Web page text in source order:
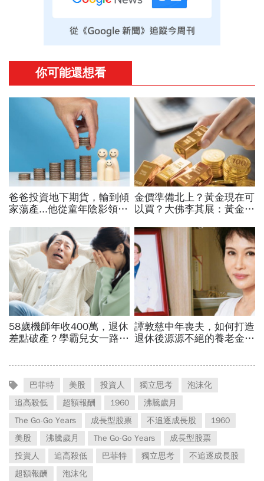
巴菲特 美股 投資人 獨立思考
泡沫化
追高殺低
超額報酬 1960
沸騰歲月
The Go-Go Years
成長型股票 不追逐成長股
1960
美股
沸騰歲月 The Go-Go Years
成長型股票
投資人
追高殺低 巴菲特 獨立思考
不追逐成長股
超額報酬
泡沫化